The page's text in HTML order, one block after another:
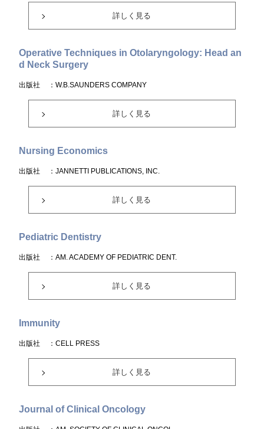
詳しく見る
Operative Techniques in Otolaryngology: Head an
d Neck Surgery
出版社 ：W.B.SAUNDERS COMPANY
詳しく見る
Nursing Economics
出版社 ：JANNETTI PUBLICATIONS, INC.
詳しく見る
Pediatric Dentistry
出版社 ：AM. ACADEMY OF PEDIATRIC DENT.
詳しく見る
Immunity
出版社 ：CELL PRESS
詳しく見る
Journal of Clinical Oncology